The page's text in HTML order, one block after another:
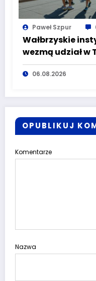
Paweł Szpur
Wałbrzyskie
wezmą udział w
Półmaraton
06.08.2026
OPUBLIKUJ
Komentarze
Nazwa